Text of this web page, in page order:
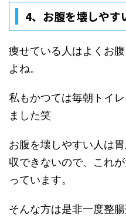
4、 お腹を壊しやす
痩せている人はよくお
よね。
私もかつては毎朝トイ
ました笑
お腹を壊しやすい人は
収できないので、これ
っています。
そんな方は是非一度整